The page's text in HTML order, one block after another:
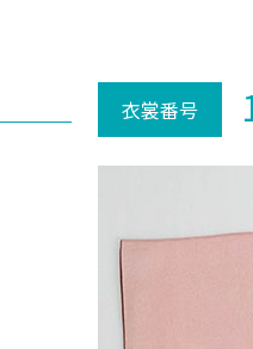
衣裳番号